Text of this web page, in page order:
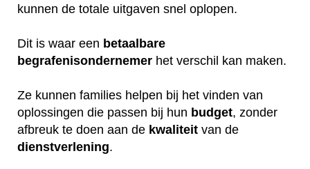
kunnen de totale uitgaven snel oplopen.
Dit is waar een betaalbare
begrafenisondernemer het verschil kan maken.
Ze kunnen families helpen bij het vinden van
oplossingen die passen bij hun budget, zonder
afbreuk te doen aan de kwaliteit van de
dienstverlening.